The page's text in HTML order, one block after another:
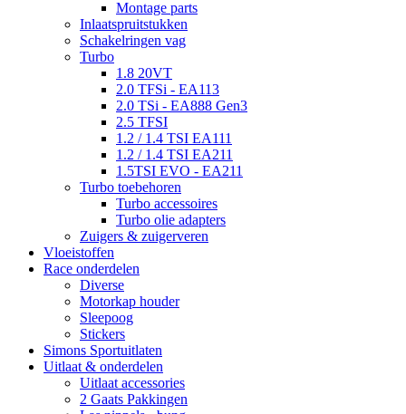
Montage parts
Inlaatspruitstukken
Schakelringen vag
Turbo
1.8 20VT
2.0 TFSi - EA113
2.0 TSi - EA888 Gen3
2.5 TFSI
1.2 / 1.4 TSI EA111
1.2 / 1.4 TSI EA211
1.5TSI EVO - EA211
Turbo toebehoren
Turbo accessoires
Turbo olie adapters
Zuigers & zuigerveren
Vloeistoffen
Race onderdelen
Diverse
Motorkap houder
Sleepoog
Stickers
Simons Sportuitlaten
Uitlaat & onderdelen
Uitlaat accessories
2 Gaats Pakkingen